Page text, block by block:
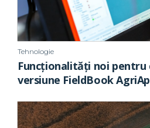
Tehnologie
Funcționalități noi pentru
versiune FieldBook